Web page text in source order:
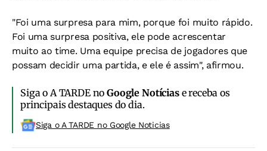
"Foi uma surpresa para mim, porque foi muito rápido.
Foi uma surpresa positiva, ele pode acrescentar
muito ao time. Uma equipe precisa de jogadores que
possam decidir uma partida, e ele é assim", afirmou.
Siga o A TARDE noGoogle Notíciase receba os
principais destaques do dia.
Siga o A TARDE no Google Noticias